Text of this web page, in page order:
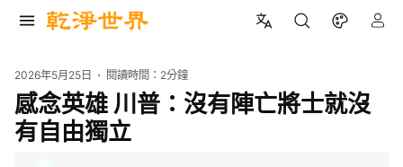
2026年5月25日 閱讀時間： 2分鐘
感念英雄 川普：沒有陣亡將士就沒
有自由獨立